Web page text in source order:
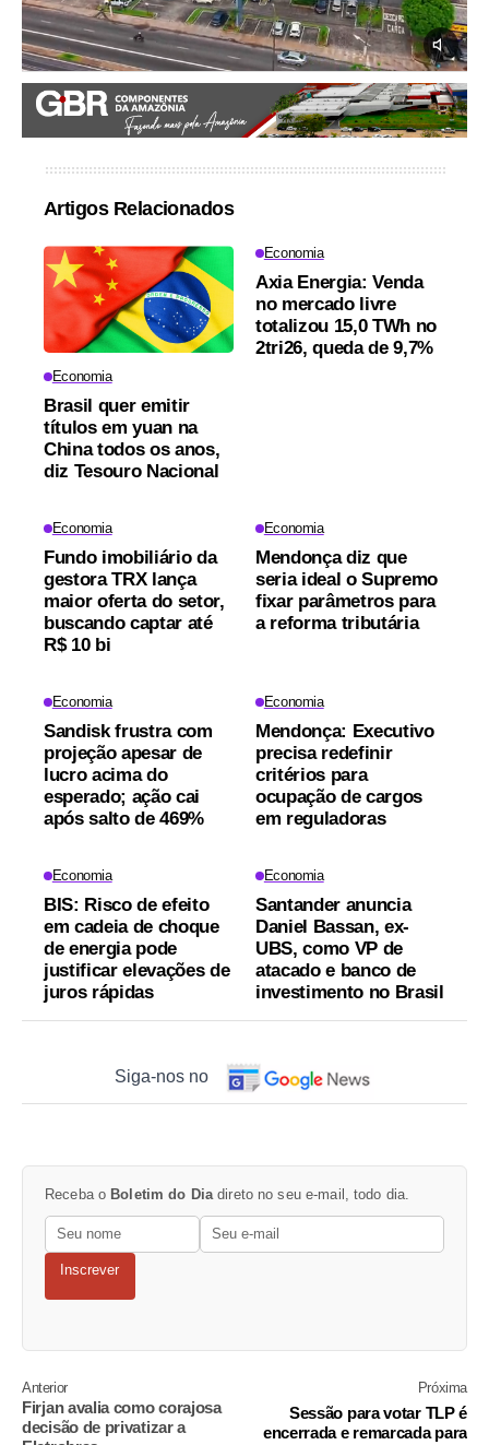
Artigos Relacionados
Economia
Brasil quer emitir
títulos em yuan na
China todos os anos,
diz Tesouro Nacional
Economia
Axia Energia: Venda
no mercado livre
totalizou 15,0 TWh no
2tri26, queda de 9,7%
Economia
Fundo imobiliário da
gestora TRX lança
maior oferta do setor,
buscando captar até
R$ 10 bi
Economia
Mendonça diz que
seria ideal o Supremo
fixar parâmetros para
a reforma tributária
Economia
Sandisk frustra com
projeção apesar de
lucro acima do
esperado; ação cai
após salto de 469%
Economia
Mendonça: Executivo
precisa redefinir
critérios para
ocupação de cargos
em reguladoras
Economia
BIS: Risco de efeito
em cadeia de choque
de energia pode
justificar elevações de
juros rápidas
Economia
Santander anuncia
Daniel Bassan, ex-
UBS, como VP de
atacado e banco de
investimento no Brasil
Siga-nos no
Receba o Boletim do Diadireto no seu e-mail, todo dia.
Inscrever
Anterior
Firjan avalia como corajosa
decisão de privatizar a
Próxima
Sessão para votar TLP é
encerrada e remarcada para